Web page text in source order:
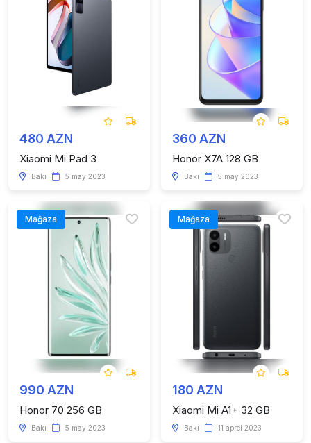
480 AZN
Xiaomi Mi Pad 3
Bakı 5 may 2023
360 AZN
Honor X7A 128 GB
Bakı 5 may 2023
Mağaza
990 AZN
Honor 70 256 GB
Bakı 5 may 2023
Mağaza
180 AZN
Xiaomi Mi A1+ 32 GB
Bakı 11 aprel 2023